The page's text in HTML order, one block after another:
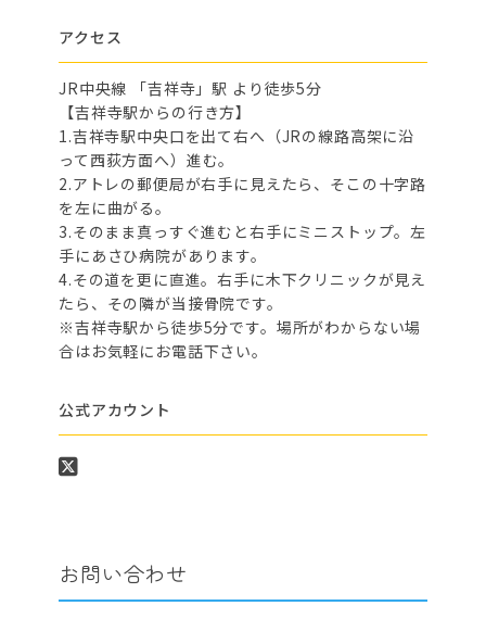
アクセス
JR中央線 「吉祥寺」駅 より徒歩5分
【吉祥寺駅からの行き方】
1.吉祥寺駅中央口を出て右へ（JRの線路高架に沿
って西荻方面へ）進む。
2.アトレの郵便局が右手に見えたら、そこの十字路
を左に曲がる。
3.そのまま真っすぐ進むと右手にミニストップ。左
手にあさひ病院があります。
4.その道を更に直進。右手に木下クリニックが見え
たら、その隣が当接骨院です。
※吉祥寺駅から徒歩5分です。場所がわからない場
合はお気軽にお電話下さい。
公式アカウント
お問い合わせ